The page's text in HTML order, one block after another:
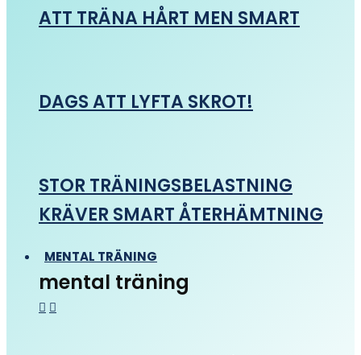
ATT TRÄNA HÅRT MEN SMART
DAGS ATT LYFTA SKROT!
STOR TRÄNINGSBELASTNING
KRÄVER SMART ÅTERHÄMTNING
MENTAL TRÄNING
mental träning